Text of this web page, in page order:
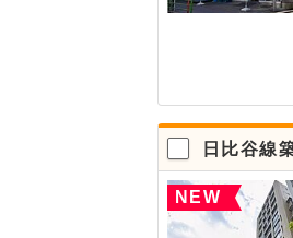
日比谷線
NEW